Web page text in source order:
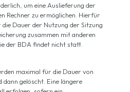
um eine Auslieferung der
Rechner zu ermöglichen. Hierfür
die Dauer der Nutzung der Sitzung
zusammen mit anderen
der BDA findet nicht statt.
maximal für die Dauer von
dann gelöscht. Eine längere